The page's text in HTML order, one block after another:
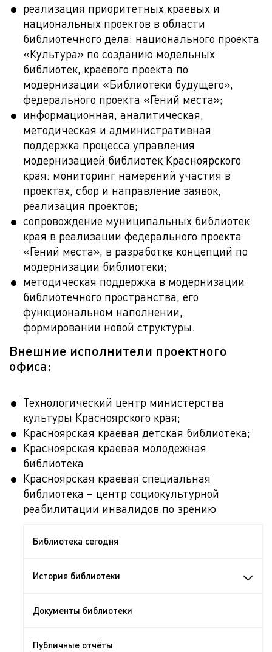
реализация приоритетных краевых и
национальных проектов в области
библиотечного дела: национального проекта
«Культура» по созданию модельных
библиотек, краевого проекта по
модернизации «Библиотеки будущего»,
федерального проекта «Гений места»;
информационная, аналитическая,
методическая и административная
поддержка процесса управления
модернизацией библиотек Красноярского
края: мониторинг намерений участия в
проектах, сбор и направление заявок,
реализация проектов;
сопровождение муниципальных библиотек
края в реализации федерального проекта
«Гений места», в разработке концепций по
модернизации библиотеки;
методическая поддержка в модернизации
библиотечного пространства, его
функциональном наполнении,
формировании новой структуры.
Внешние исполнители проектного
офиса:
Технологический центр министерства
культуры Красноярского края;
Красноярская краевая детская библиотека;
Красноярская краевая молодежная
библиотека
Красноярская краевая специальная
библиотека – центр социокультурной
реабилитации инвалидов по зрению
Библиотека сегодня
История библиотеки
Документы библиотеки
Публичные отчёты